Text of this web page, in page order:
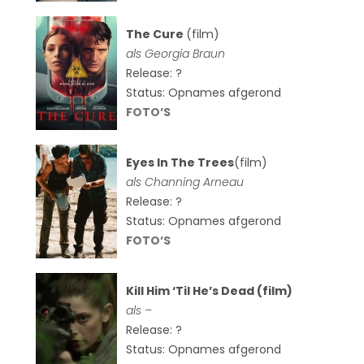
The Cure (film)
alsGeorgia Braun
Release: ?
Status: Opnames afgerond
FOTO’S
Eyes In The Trees(film)
als Channing Arneau
Release: ?
Status: Opnames afgerond
FOTO’S
Kill Him ‘Til He’s Dead (film)
als –
Release: ?
Status: Opnames afgerond